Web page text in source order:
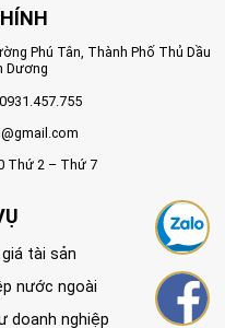
Phú Tân, Thành Phố Thủ Dầu
Dương
0931.457.755
Thứ 2 – Thứ 7
tài sản
nước ngoài
doanh nghiệp